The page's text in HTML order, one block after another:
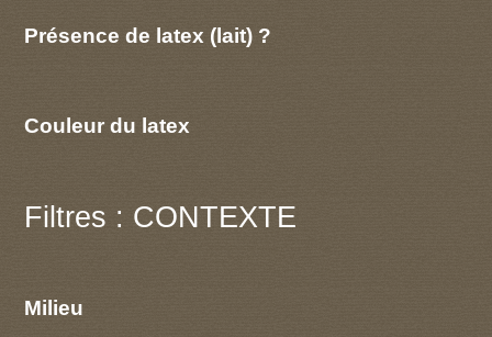
Présence de latex (lait) ?
Couleur du latex
Filtres : CONTEXTE
Milieu